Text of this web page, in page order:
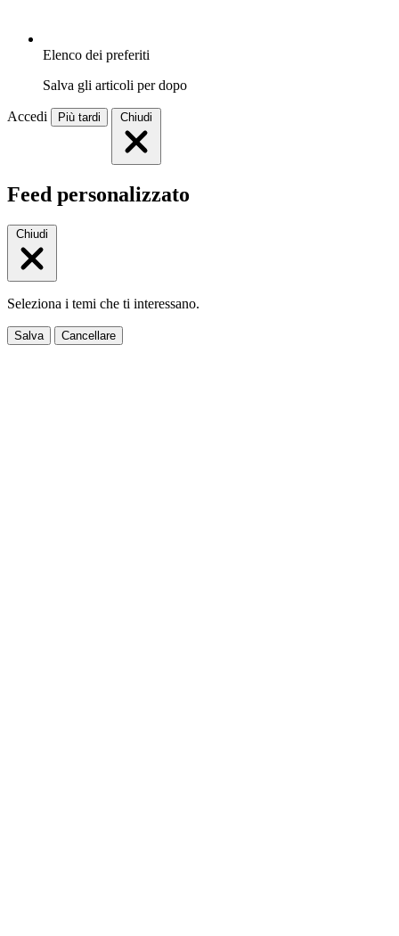
Elenco dei preferiti
Salva gli articoli per dopo
Accedi Più tardi Chiudi
Feed personalizzato
Chiudi
Seleziona i temi che ti interessano.
Salva Cancellare